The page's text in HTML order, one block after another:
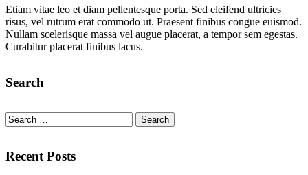
By
Smith
Etiam vitae leo et diam pellentesque porta. Sed eleifend ultricies
risus, vel rutrum erat commodo ut. Praesent finibus congue euismod.
Nullam scelerisque massa vel augue placerat, a tempor sem egestas.
Curabitur placerat finibus lacus.
Search
Search
for:
Recent Posts